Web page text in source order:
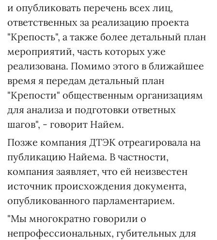
и опубликовать перечень всех лиц,
ответственных за реализацию проекта
"Крепость", а также более детальный план
мероприятий, часть которых уже
реализована. Помимо этого в ближайшее
время я передам детальный план
"Крепости" общественным организациям
для анализа и подготовки ответных
шагов", - говорит Найем.
Позже компания ДТЭК отреагировала на
публикацию Найема. В частности,
компания заявляет, что ей неизвестен
источник происхождения документа,
опубликованного парламентарием.
"Мы многократно говорили о
непрофессиональных, губительных для